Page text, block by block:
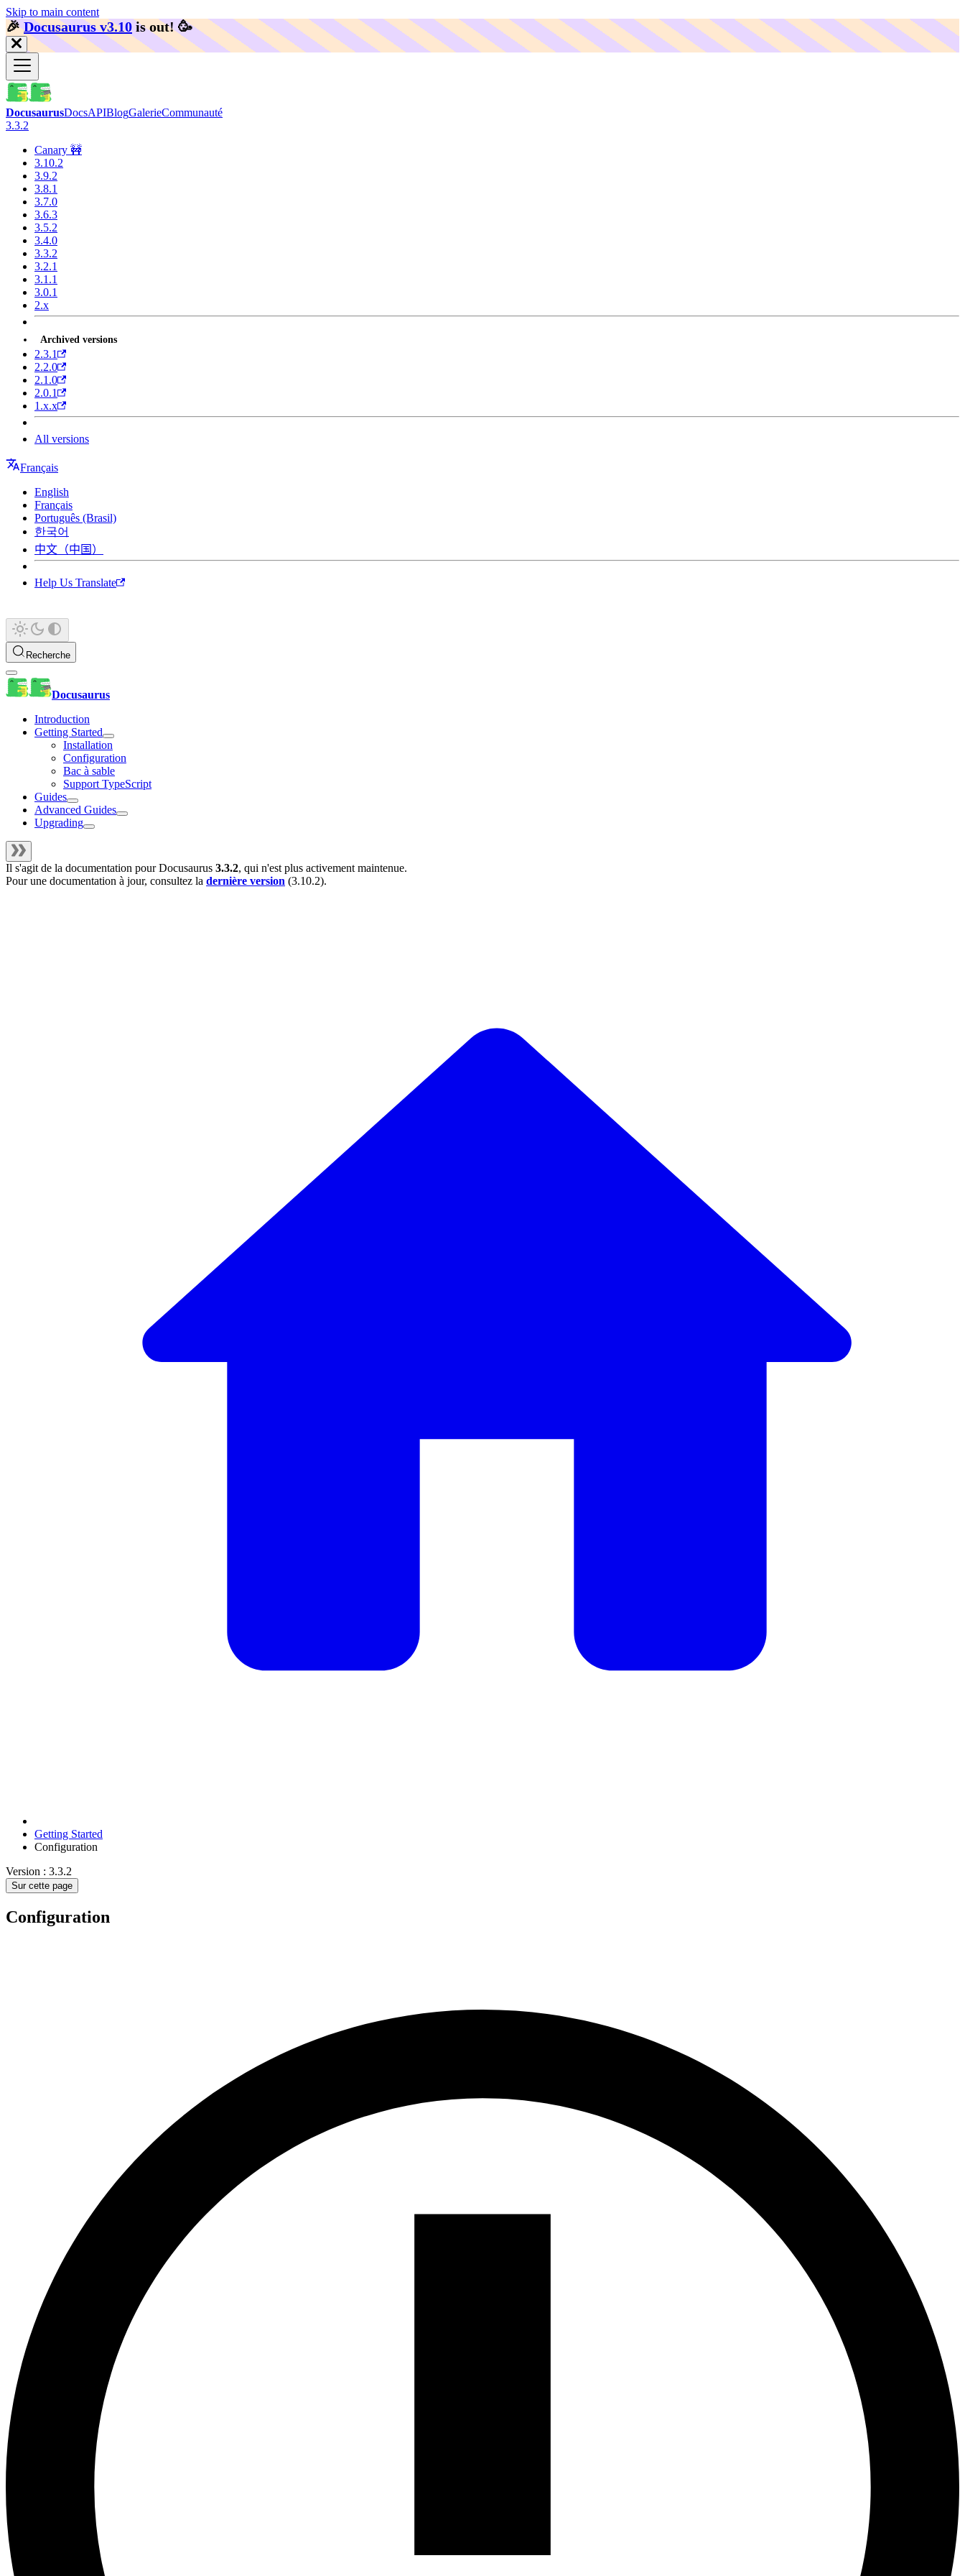
Skip to main content
🎉️Docusaurus v3.10 is out! 🥳️
DocusaurusDocsAPIBlogGalerieCommunauté
3.3.2
Canary 🚧
3.10.2
3.9.2
3.8.1
3.7.0
3.6.3
3.5.2
3.4.0
3.3.2
3.2.1
3.1.1
3.0.1
2.x
Archived versions
2.3.1
2.2.0
2.1.0
2.0.1
1.x.x
All versions
Français
English
Français
Português (Brasil)
한국어
中文（中国）
Help Us Translate
Recherche
Docusaurus
Introduction
Getting Started
Installation
Configuration
Bac à sable
Support TypeScript
Guides
Advanced Guides
Upgrading
Il s'agit de la documentation pourDocusaurus 3.3.2, qui n'est plus activement maintenue.
Pour une documentation à jour, consultez la dernière version (3.10.2).
Getting Started
Configuration
Version : 3.3.2
Sur cette page
Configuration